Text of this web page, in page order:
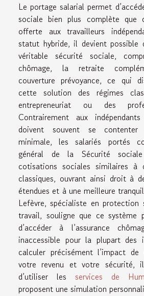
Le portage salarial permet
sociale bien plus complète que
offerte aux travailleurs
statut hybride, il devient possible
véritable sécurité sociale,
chômage, la retraite
couverture prévoyance, ce qui
cette solution des régimes
entrepreneuriat ou des
Contrairement aux
doivent souvent se contenter
minimale, les salariés portés
général de la Sécurité
cotisations sociales similaires à
classiques, ouvrant ainsi droit à
étendues et à une meilleure
Lefèvre, spécialiste en
travail, souligne que ce système
d’accéder à l’assurance
inaccessible pour la plupart des
calculer précisément l’impact
votre revenu et votre sécurité,
d’utiliser les services de
proposent une simulation